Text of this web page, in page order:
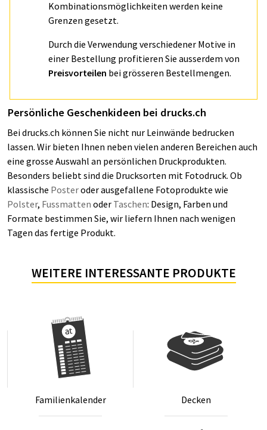
Kombinationsmöglichkeiten werden keine
Grenzen gesetzt.
Durch die Verwendung verschiedener Motive in
einer Bestellung profitieren Sie ausserdem von
Preisvorteilen bei grösseren Bestellmengen.
Persönliche Geschenkideen bei drucks.ch
Bei drucks.ch können Sie nicht nur Leinwände bedrucken
lassen. Wir bieten Ihnen neben vielen anderen Bereichen auch
eine grosse Auswahl an persönlichen Druckprodukten.
Besonders beliebt sind die Drucksorten mit Fotodruck. Ob
klassische Posteroder ausgefallene Fotoprodukte wie
Polster, Fussmatten oder Taschen: Design, Farben und
Formate bestimmen Sie, wir liefern Ihnen nach wenigen
Tagen das fertige Produkt.
WEITERE INTERESSANTE PRODUKTE
Fa­mi­li­en­ka­len­der De­cken